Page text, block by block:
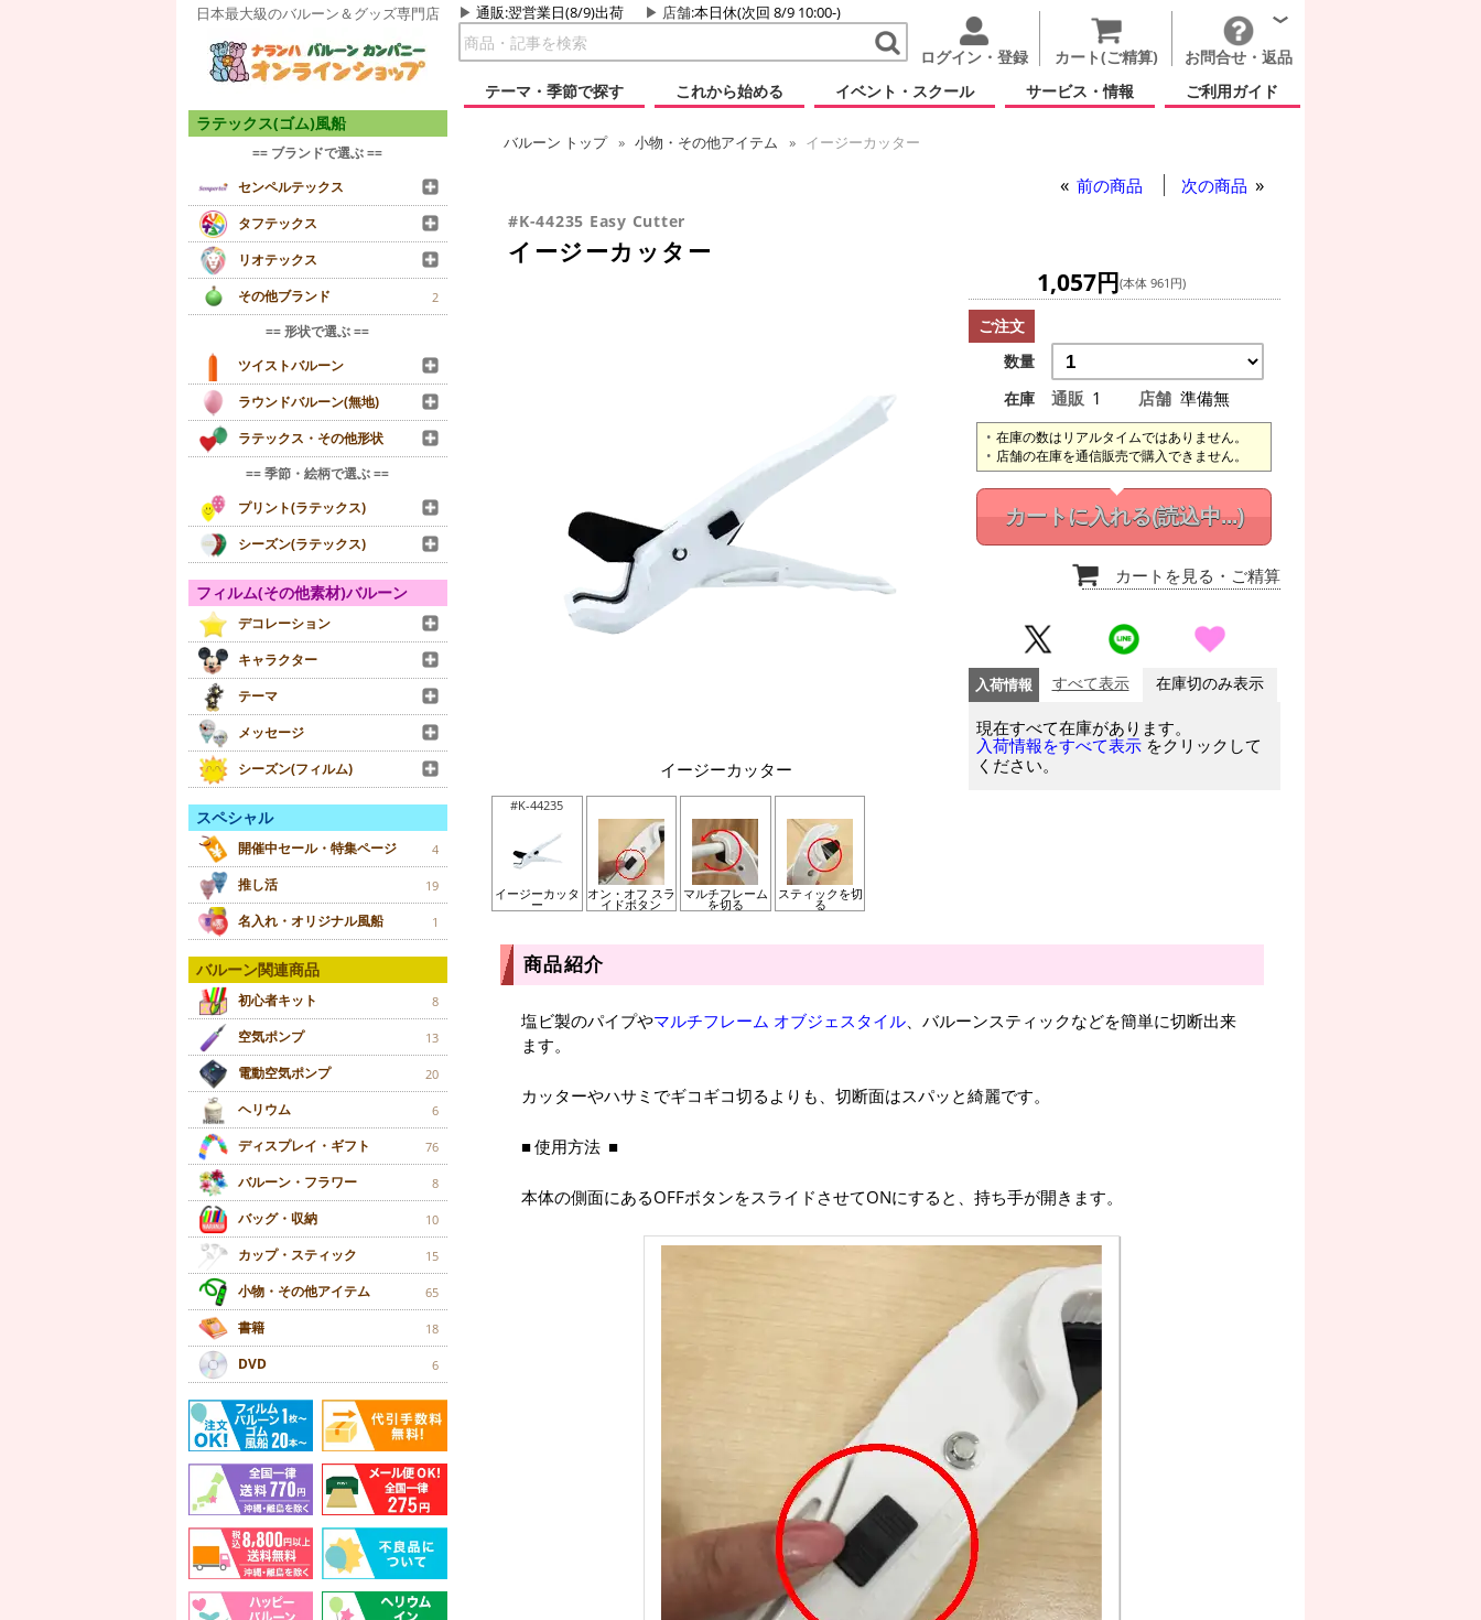
日本最大級のバルーン＆グッズ専門店 通販:翌営業日(8/9)出荷 店舗:本日休(次回 8/9 10:00-)
ログイン・登録 カート(ご精算)
お問合せ・返品
テーマ・季節で探す
これから始める イベント・スクール サービス・情報 ご利用ガイド
ラテックス(ゴム)風船
== ブランドで選ぶ ==
センペルテックス
タフテックス
リオテックス
その他ブランド
2
== 形状で選ぶ ==
ツイストバルーン
ラウンドバルーン(無地)
ラテックス・その他形状
== 季節・絵柄で選ぶ ==
プリント(ラテックス)
シーズン(ラテックス)
フィルム(その他素材)バルーン
デコレーション
キャラクター
テーマ
メッセージ
シーズン(フィルム)
スペシャル
開催中セール・特集ページ 4
推し活 19
名入れ・オリジナル風船 1
バルーン関連商品
初心者キット 8
空気ポンプ 13
電動空気ポンプ 20
ヘリウム 6
ディスプレイ・ギフト 76
バルーン・フラワー 8
バッグ・収納 10
カップ・スティック 15
小物・その他アイテム 65
書籍 18
DVD 6
バルーン トップ 小物・その他アイテム イージーカッター
前の商品 次の商品
#K-44235 Easy Cutter
イージーカッター
イージーカッター
#K-44235
イージーカッタ
ー
オン・オフ スラ
イドボタン
マルチフレーム
を切る
スティックを切
る
1,057円(本体 961円)
ご注文
数量
在庫
通販 1 店舗 準備無
在庫の数はリアルタイムではありません。
店舗の在庫を通信販売で購入できません。
カートに入れる(読込中...)
カートを見る ・ご精算
入荷情報 すべて表示 在庫切のみ表示
現在すべて在庫があります。
入荷情報をすべて表示 をクリックして
ください。
商品紹介
塩ビ製のパイプやマルチフレーム オブジェスタイル、バルーンスティックなどを簡単に切断出来
ます。
カッターやハサミでギコギコ切るよりも、切断面はスパッと綺麗です。
使用方法
本体の側面にあるOFFボタンをスライドさせてONにすると、持ち手が開きます。